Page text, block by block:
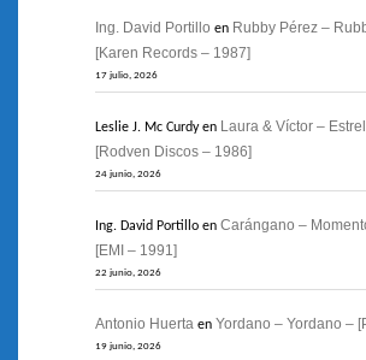
Ing. David Portillo en Rubby Pérez –
[Karen Records – 1987]
17 julio, 2026
Leslie J. Mc Curdyen Laura & Víctor –
[Rodven Discos – 1986]
24 junio, 2026
Ing. David Portillo en Carángano –
[EMI – 1991]
22 junio, 2026
Antonio Huerta en Yordano – Yordano –
19 junio, 2026